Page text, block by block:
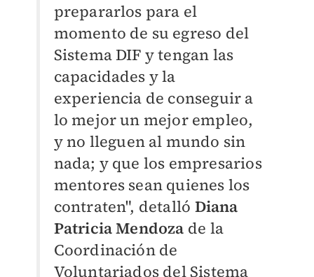
prepararlos para el
momento de su egreso del
Sistema DIF y tengan las
capacidades y la
experiencia de conseguir a
lo mejor un mejor empleo,
y no lleguen al mundo sin
nada; y que los empresarios
mentores sean quienes los
contraten", detalló Diana
Patricia Mendoza de la
Coordinación de
Voluntariados del Sistema